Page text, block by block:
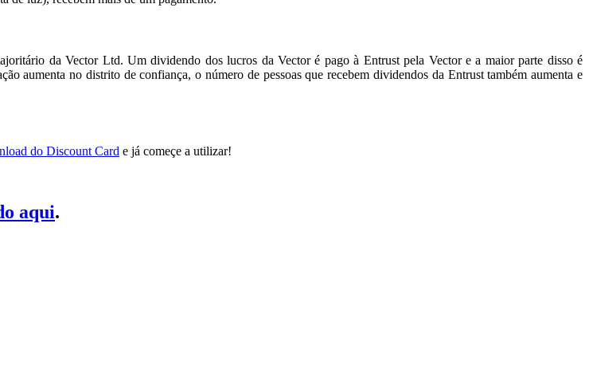
da Vector Ltd. Um dividendo dos lucros da Vector é pago à Entrust pela Vector e a maior parte disso é
aumenta no distrito de confiança, o número de pessoas que recebem dividendos da Entrust também aumenta e
do Discount Card e já começe a utilizar!
aqui.